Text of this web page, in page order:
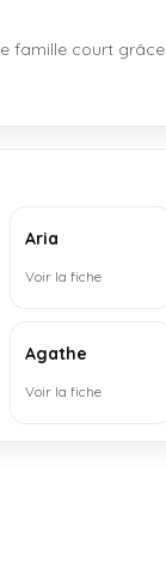
famille court grâce
Aria
Voir la fiche
Agathe
Voir la fiche